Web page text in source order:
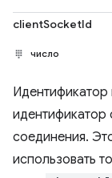
clientSocketId
число
Идентификатор
идентификатор
соединения.
использовать